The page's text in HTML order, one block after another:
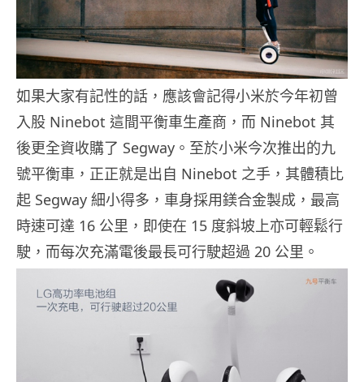
如果大家有記性的話，應該會記得小米於今年初曾
入股 Ninebot 這間平衡車生產商，而 Ninebot 其
後更全資收購了 Segway。至於小米今次推出的九
號平衡車，正正就是出自 Ninebot 之手，其體積比
起 Segway 細小得多，車身採用鎂合金製成，最高
時速可達 16 公里，即使在 15 度斜坡上亦可輕鬆行
駛，而每次充滿電後最長可行駛超過 20 公里。